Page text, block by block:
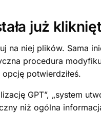
już
na niej plików. Sama
procedura
potwierdziłeś.
GPT”, „system
niż ogólna